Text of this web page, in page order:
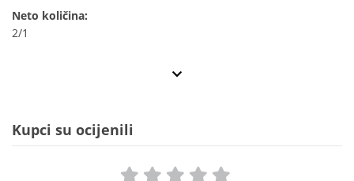
Neto količina:
2/1
Kupci su ocijenili